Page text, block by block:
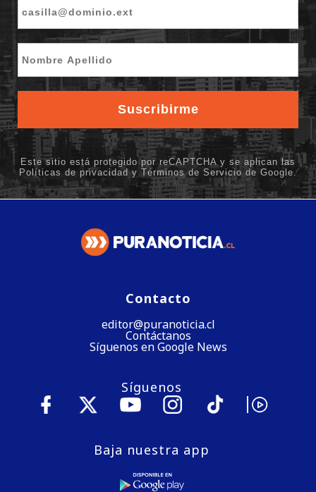
Contacto
editor@puranoticia.cl
Contáctanos
Síguenos en Google News
Síguenos
Baja nuestra app